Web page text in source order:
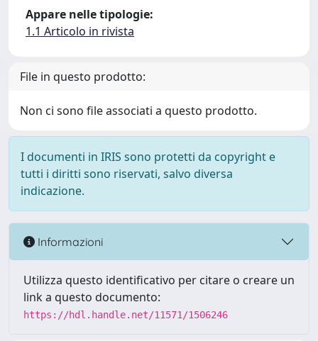
Appare nelle tipologie:
1.1 Articolo in rivista
File in questo prodotto:
Non ci sono file associati a questo prodotto.
I documenti in IRIS sono protetti da copyright e
tutti i diritti sono riservati, salvo diversa
indicazione.
Informazioni
Utilizza questo identificativo per citare o creare un
link a questo documento:
https://hdl.handle.net/11571/1506246